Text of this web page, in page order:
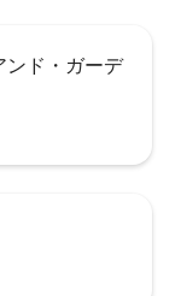
ンド・ガーデ